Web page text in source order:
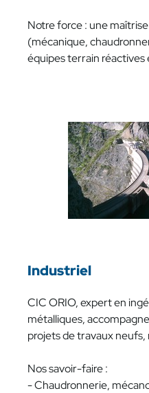
Notre force : une
(mécanique,
équipes terrain réactives
Industriel
CIC ORIO, expert en
métalliques,
projets de travaux
Nos savoir-faire :
- Chaudronnerie,